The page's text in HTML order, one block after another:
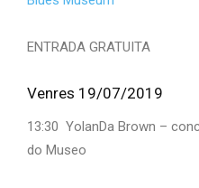
ENTRADA GRATUITA
Venres 19/07/2019
13:30 YolanDa Brown –
do Museo